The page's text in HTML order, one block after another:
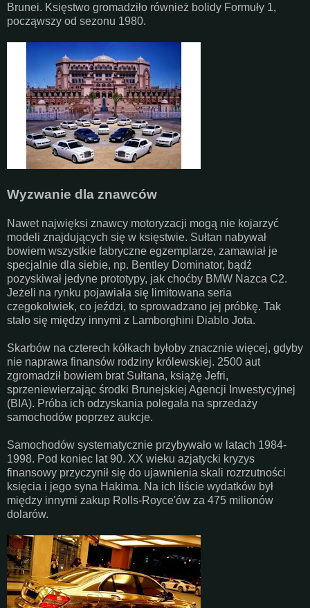
Brunei. Księstwo gromadziło również bolidy Formuły 1,
począwszy od sezonu 1980.
Wyzwanie dla znawców
Nawet najwięksi znawcy motoryzacji mogą nie kojarzyć
modeli znajdujących się w księstwie. Sułtan nabywał
bowiem wszystkie fabryczne egzemplarze, zamawiał je
specjalnie dla siebie, np. Bentley Dominator, bądź
pozyskiwał jedyne prototypy, jak choćby BMW Nazca C2.
Jeżeli na rynku pojawiała się limitowana seria
czegokolwiek, co jeździ, to sprowadzano jej próbkę. Tak
stało się między innymi z Lamborghini Diablo Jota.
Skarbów na czterech kółkach byłoby znacznie więcej, gdyby
nie naprawa finansów rodziny królewskiej. 2500 aut
zgromadził bowiem brat Sułtana, książę Jefri,
sprzeniewierzając środki Brunejskiej Agencji Inwestycyjnej
(BIA). Próba ich odzyskania polegała na sprzedaży
samochodów poprzez aukcje.
Samochodów systematycznie przybywało w latach 1984-
1998. Pod koniec lat 90. XX wieku azjatycki kryzys
finansowy przyczynił się do ujawnienia skali rozrzutności
księcia i jego syna Hakima. Na ich liście wydatków był
między innymi zakup Rolls-Royce'ów za 475 milionów
dolarów.